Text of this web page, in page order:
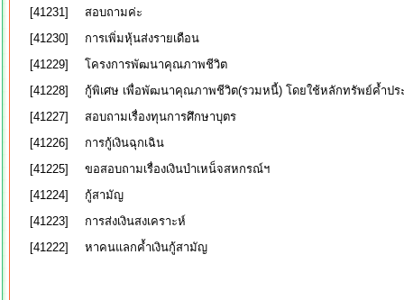
[41231]
สอบถามค่ะ
[41230]
การเพิ่มหุ้นส่งรายเดือน
[41229]
โครงการพัฒนาคุณภาพชีวิต
[41228]
กู้พิเศษ เพื่อพัฒนาคุณภาพชีวิต(รวมหนี้) โดยใช้หลักทรัพย์ค้ำปร
[41227]
สอบถามเรื่องทุนการศึกษาบุตร
[41226]
การกู้เงินฉุกเฉิน
[41225]
ขอสอบถามเรื่องเงินบำเหน็จสหกรณ์ฯ
[41224]
กู้สามัญ
[41223]
การส่งเงินสงเคราะห์
[41222]
หาคนแลกค้ำเงินกู้สามัญ